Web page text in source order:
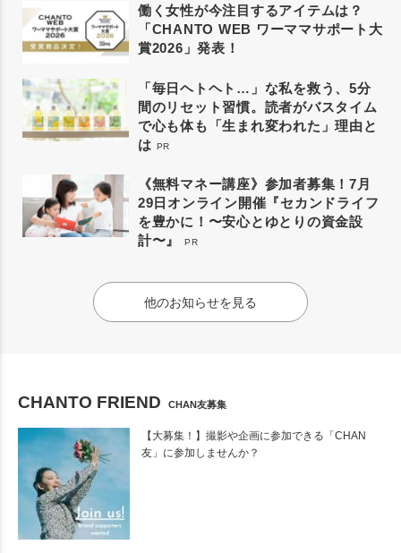
働く女性が今注目するアイテムは？
「CHANTO WEB ワーママサポート大
賞2026」発表！
「毎日ヘトヘト…」な私を救う、5分
間のリセット習慣。読者がバスタイム
で心も体も「生まれ変われた」理由と
は PR
《無料マネー講座》参加者募集！7月
29日オンライン開催『セカンドライフ
を豊かに！〜安心とゆとりの資金設
計〜』
PR
他のお知らせを見る
CHANTO FRIEND CHAN友募集
【大募集！】撮影や企画に参加できる「CHAN
友」に参加しませんか？